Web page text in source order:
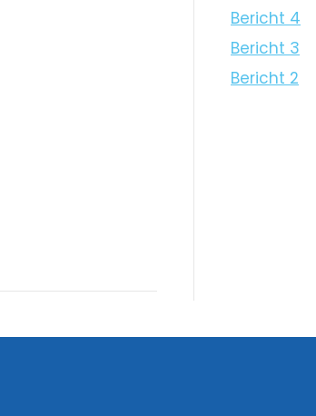
Bericht 4
Bericht 3
Bericht 2